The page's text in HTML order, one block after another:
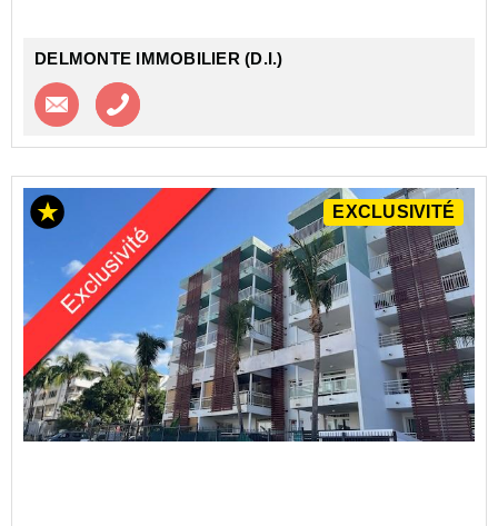
DELMONTE IMMOBILIER (D.I.)
Contacter l'agence
EXCLUSIVITÉ